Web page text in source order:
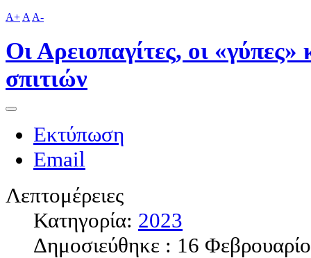
A+ A A-
Οι Αρειοπαγίτες, οι «γύπες»
σπιτιών
Εκτύπωση
Email
Λεπτομέρειες
Κατηγορία: 2023
Δημοσιεύθηκε : 16